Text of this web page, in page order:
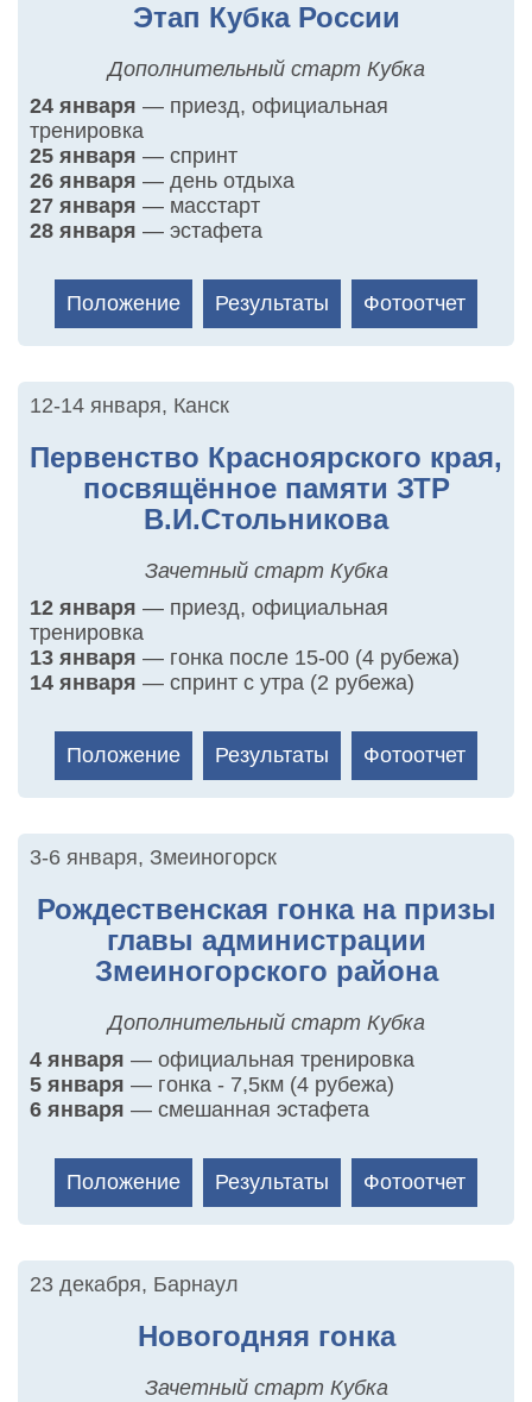
Этап Кубка России
Дополнительный старт Кубка
24 января — приезд, официальная
тренировка
25 января — спринт
26 января — день отдыха
27 января — масстарт
28 января — эстафета
Положение Результаты Фотоотчет
12-14 января, Канск
Первенство Красноярского края,
посвящённое памяти ЗТР
В.И.Стольникова
Зачетный старт Кубка
12 января — приезд, официальная
тренировка
13 января — гонка после 15-00 (4 рубежа)
14 января — спринт с утра (2 рубежа)
Положение Результаты Фотоотчет
3-6 января, Змеиногорск
Рождественская гонка на призы
главы администрации
Змеиногорского района
Дополнительный старт Кубка
4 января — официальная тренировка
5 января — гонка - 7,5км (4 рубежа)
6 января — смешанная эстафета
Положение Результаты Фотоотчет
23 декабря, Барнаул
Новогодняя гонка
Зачетный старт Кубка